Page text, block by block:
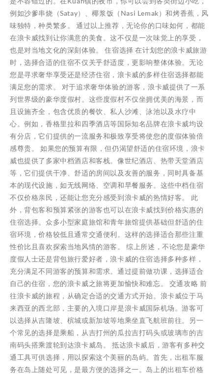
例如沙爹串烧（Satay）、椰浆饭（Nasi Lemak）和烤香蕉，风
味独特，种类繁多。 通过以上推荐，无论你的口味如何，都能
在浪卡威找到让你满意的美食。这不仅是一次味觉上的享受，
也是对当地文化的深刻体验。 住宿选择 在计划您的浪卡威旅游
时，选择合适的住宿不仅关乎舒适度，更影响整体体验。无论
您是寻求奢华享受还是经济住宿，浪卡威的多样住宿选择都能
满足您的需求。 对于追求奢华体验的游客，浪卡威提供了一系
列世界级的豪华度假村。这些度假村不仅坐拥优美的海景，而
且设施齐全，包含优质的餐饮、私人沙滩、泳池以及水疗中
心。例如，香格里拉和四季酒店等国际知名品牌在浪卡威均设
有分店，它们提供的一流服务和极致享受将使您的度假体验倍
感尊贵。 如果您的预算有限，但仍渴望舒适的住宿环境，浪卡
威也提供了多家中档酒店和客栈。像世纪酒店、热带天堂酒店
等，它们提供干净、舒适的房间以及友善的服务，同时具备基
本的现代设施，如无线网络、空调和早餐服务。这些中档住宿
不仅价格亲民，还能让您充分感受到浪卡威的热情好客。 此
外，背包客和预算紧张的游客也可以在浪卡威找到价格实惠的
住宿选择。众多小型家庭旅馆和青年旅馆提供基础但舒适的住
宿环境，价格较低且通常交通便利。这样的选择适合那些注重
性价比且喜欢探索当地风情的游客。 综上所述，不论您是豪华
度假人士还是背包旅行爱好者，浪卡威的住宿选择多种多样，
充分满足不同游客的预算和需求。通过提前做功课，选择适合
自己的住宿，您的浪卡威之旅将更加愉快和难忘。 交通攻略 前
往浪卡威的旅程，从确定合适的交通方式开始。浪卡威位于马
来西亚的西北部，主要的入境口岸是浪卡威国际机场。游客可
以选择从吉隆坡、槟城或新加坡等地乘坐直飞航班前往。另一
个常见的选择是乘船，从吉打州的瓜拉吉打码头或玻璃市的吉
南码头搭乘渡轮到达浪卡威岛。 抵达浪卡威后，游客有多种交
通工具可供选择，用以探索这个美丽的岛屿。首先，出租车服
务在岛上随处可见，是最方便的选择之一。岛上的出租车价格